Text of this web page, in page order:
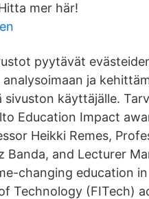
mer här!
pyytävät
ja
sivuston käyttäjälle.
Education Impact
Heikki Remes,
Banda, and Lecturer
changing education
Technology (FITech)